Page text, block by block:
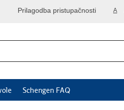
A
Prilagodba pristupačnosti
Schengen FAQ